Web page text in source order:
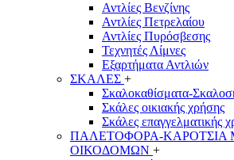
Αντλίες Βενζίνης
Αντλίες Πετρελαίου
Αντλίες Πυρόσβεσης
Τεχνητές Λίμνες
Εξαρτήματα Αντλιών
ΣΚΑΛΕΣ +
Σκαλοκαθίσματα-
Σκάλες οικιακής χρήσης
Σκάλες επαγγελματικής
ΠΑΛΕΤΟΦΟΡΑ-ΚΑΡΟΤΣΙΑ
ΟΙΚΟΔΟΜΩΝ +